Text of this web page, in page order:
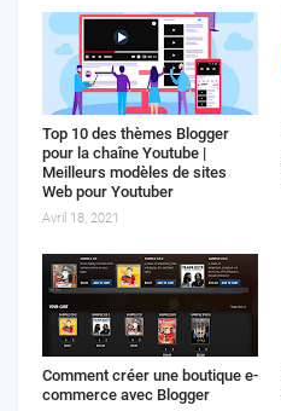
Top 10 des thèmes Blogger
pour la chaîne Youtube |
Meilleurs modèles de sites
Web pour Youtuber
Avril 18, 2021
Comment créer une boutique e-
commerce avec Blogger